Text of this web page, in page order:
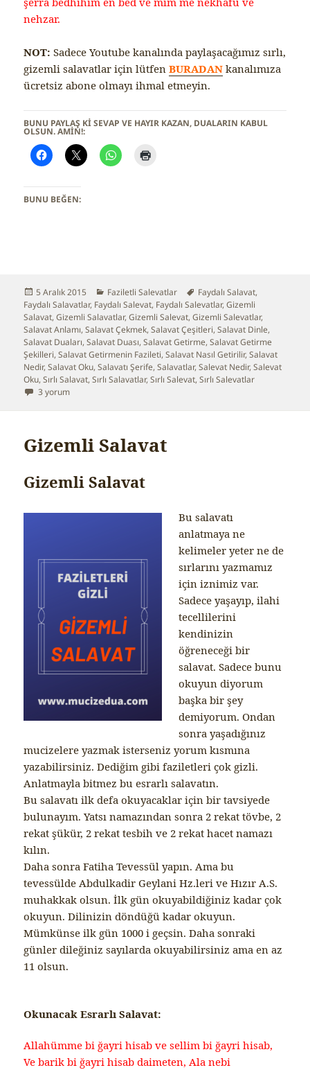
nehzar.
NOT: Sadece Youtube kanalında paylaşacağımız sırlı,
gizemli salavatlar için lütfenBURADAN kanalımıza
ücretsiz abone olmayı ihmal etmeyin.
BUNU PAYLAŞ KI SEVAP VE HAYIR KAZAN, DUALARIN KABUL
OLSUN. AMİN!:
BUNU BEĞEN:
Yayın
tarihi
5 Aralık 2015 Kategoriler
Faziletli Salevatlar Etiketler
Faydalı Salavat,
Faydalı Salavatlar, Faydalı Salevat, Faydalı Salevatlar,Gizemli
Salavat,Gizemli Salavatlar,Gizemli Salevat,Gizemli Salevatlar,
Salavat Anlamı,Salavat Çekmek,Salavat Çeşitleri,Salavat Dinle,
Salavat Duaları,Salavat Duası,Salavat Getirme,Salavat Getirme
Şekilleri,Salavat Getirmenin Fazileti,Salavat Nasıl Getirilir,Salavat
Nedir,Salavat Oku,Salavatı Şerife,Salavatlar,Salevat Nedir,Salevat
Oku,Sırlı Salavat,Sırlı Salavatlar,Sırlı Salevat,Sırlı Salevatlar
Himaye Salavatı için
3 yorum
Gizemli Salavat
Gizemli Salavat
Bu salavatı
anlatmaya ne
kelimeler yeter ne de
sırlarını yazmamız
için iznimiz var.
Sadece yaşayıp, ilahi
tecellilerini
kendinizin
öğreneceği bir
salavat. Sadece bunu
okuyun diyorum
başka bir şey
demiyorum. Ondan
sonra yaşadığınız
mucizelere yazmak isterseniz yorum kısmına
yazabilirsiniz. Dediğim gibi faziletleri çok gizli.
Anlatmayla bitmez bu esrarlı salavatın.
Bu salavatı ilk defa okuyacaklar için bir tavsiyede
bulunayım. Yatsı namazından sonra 2 rekat tövbe, 2
rekat şükür, 2 rekat tesbih ve 2 rekat hacet namazı
kılın.
Daha sonra Fatiha Tevessül yapın. Ama bu
tevessülde Abdulkadir Geylani Hz.leri ve Hızır A.S.
muhakkak olsun. İlk gün okuyabildiğiniz kadar çok
okuyun. Dilinizin döndüğü kadar okuyun.
Mümkünse ilk gün 1000 i geçsin. Daha sonraki
günler dileğiniz sayılarda okuyabilirsiniz ama en az
11 olsun.
Okunacak Esrarlı Salavat:
Allahümme bi ğayri hisab ve sellim bi ğayri hisab,
Ve barik bi ğayri hisab daimeten, Ala nebi